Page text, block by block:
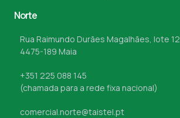
Norte
Rua Raimundo Durães Magalhães, lote 12
4475-189 Maia
+351 225 088 145
(chamada para a rede fixa nacional)
comercial.norte@taistel.pt